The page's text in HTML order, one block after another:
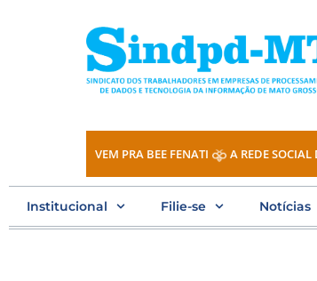
VEM PRA BEE FENATI A REDE SOCIAL
Institucional Filie-se Notícias